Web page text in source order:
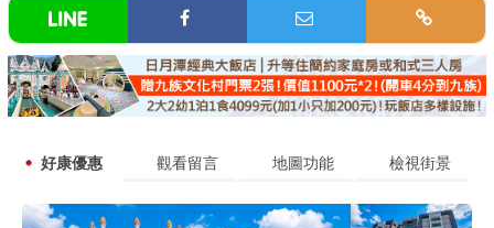
好康優惠 觀看留言 地圖功能 檢視街景